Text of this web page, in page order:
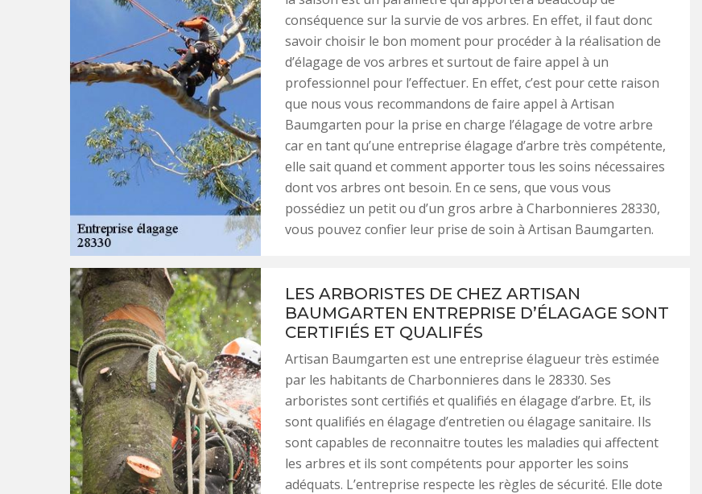
conséquence sur la survie de vos arbres. En effet, il faut donc
savoir choisir le bon moment pour procéder à la réalisation de
d’élagage de vos arbres et surtout de faire appel à un
professionnel pour l’effectuer. En effet, c’est pour cette raison
que nous vous recommandons de faire appel à Artisan
Baumgarten pour la prise en charge l’élagage de votre arbre
car en tant qu’une entreprise élagage d’arbre très compétente,
elle sait quand et comment apporter tous les soins nécessaires
dont vos arbres ont besoin. En ce sens, que vous vous
possédiez un petit ou d’un gros arbre à Charbonnieres 28330,
vous pouvez confier leur prise de soin à Artisan Baumgarten.
LES ARBORISTES DE CHEZ ARTISAN
BAUMGARTEN ENTREPRISE D’ÉLAGAGE SONT
CERTIFIÉS ET QUALIFÉS
Artisan Baumgarten est une entreprise élagueur très estimée
par les habitants de Charbonnieres dans le 28330. Ses
arboristes sont certifiés et qualifiés en élagage d’arbre. Et, ils
sont qualifiés en élagage d’entretien ou élagage sanitaire. Ils
sont capables de reconnaitre toutes les maladies qui affectent
les arbres et ils sont compétents pour apporter les soins
adéquats. L’entreprise respecte les règles de sécurité. Elle dote